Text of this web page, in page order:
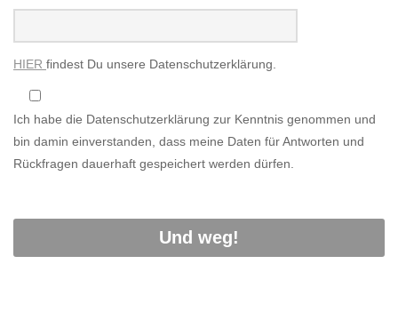
HIER findest Du unsere Datenschutzerklärung.
Ich habe die Datenschutzerklärung zur Kenntnis genommen und
bin damin einverstanden, dass meine Daten für Antworten und
Rückfragen dauerhaft gespeichert werden dürfen.